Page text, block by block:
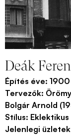
Deák
Építés éve: 1900
Tervezők:
Bolgár Arnold
Stílus: Eklektikus
Jelenlegi